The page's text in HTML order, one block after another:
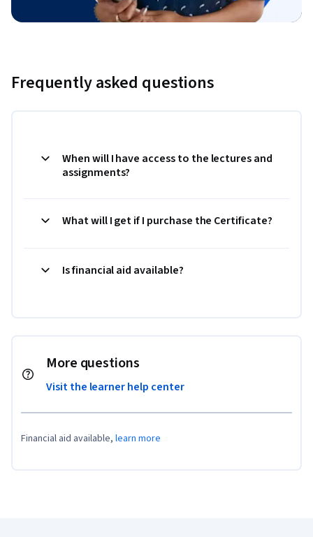
Frequently asked questions
When will I have access to the lectures and
assignments?
What will I get if I purchase the Certificate?
Is financial aid available?
More questions
Visit the learner help center
Financial aid available, learn more